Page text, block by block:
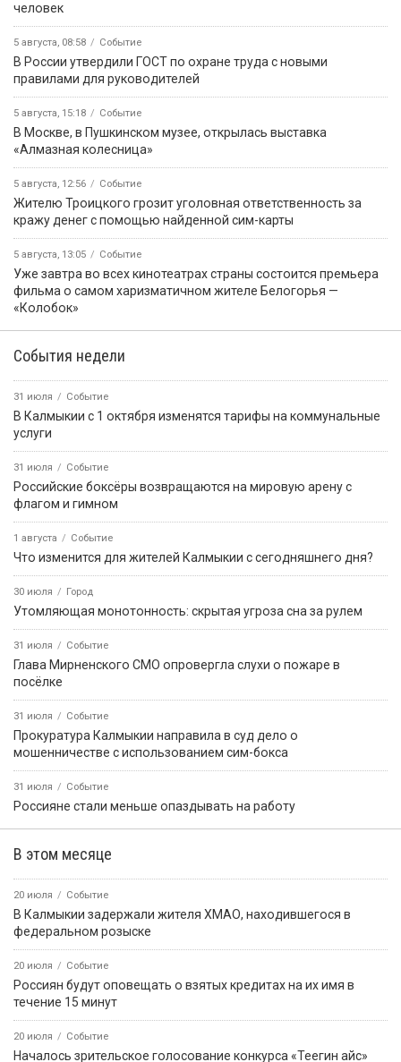
человек
5 августа, 08:58 Событие
В России утвердили ГОСТ по охране труда с новыми
правилами для руководителей
5 августа, 15:18 Событие
В Москве, в Пушкинском музее, открылась выставка
«Алмазная колесница»
5 августа, 12:56 Событие
Жителю Троицкого грозит уголовная ответственность за
кражу денег с помощью найденной сим-карты
5 августа, 13:05 Событие
Уже завтра во всех кинотеатрах страны состоится премьера
фильма о самом харизматичном жителе Белогорья —
«Колобок»
События недели
31 июля Событие
В Калмыкии с 1 октября изменятся тарифы на коммунальные
услуги
31 июля Событие
Российские боксёры возвращаются на мировую арену с
флагом и гимном
1 августа Событие
Что изменится для жителей Калмыкии с сегодняшнего дня?
30 июля Город
Утомляющая монотонность: скрытая угроза сна за рулем
31 июля Событие
Глава Мирненского СМО опровергла слухи о пожаре в
посёлке
31 июля Событие
Прокуратура Калмыкии направила в суд дело о
мошенничестве с использованием сим-бокса
31 июля Событие
Россияне стали меньше опаздывать на работу
В этом месяце
20 июля Событие
В Калмыкии задержали жителя ХМАО, находившегося в
федеральном розыске
20 июля Событие
Россиян будут оповещать о взятых кредитах на их имя в
течение 15 минут
20 июля Событие
Началось зрительское голосование конкурса «Теегин айс»